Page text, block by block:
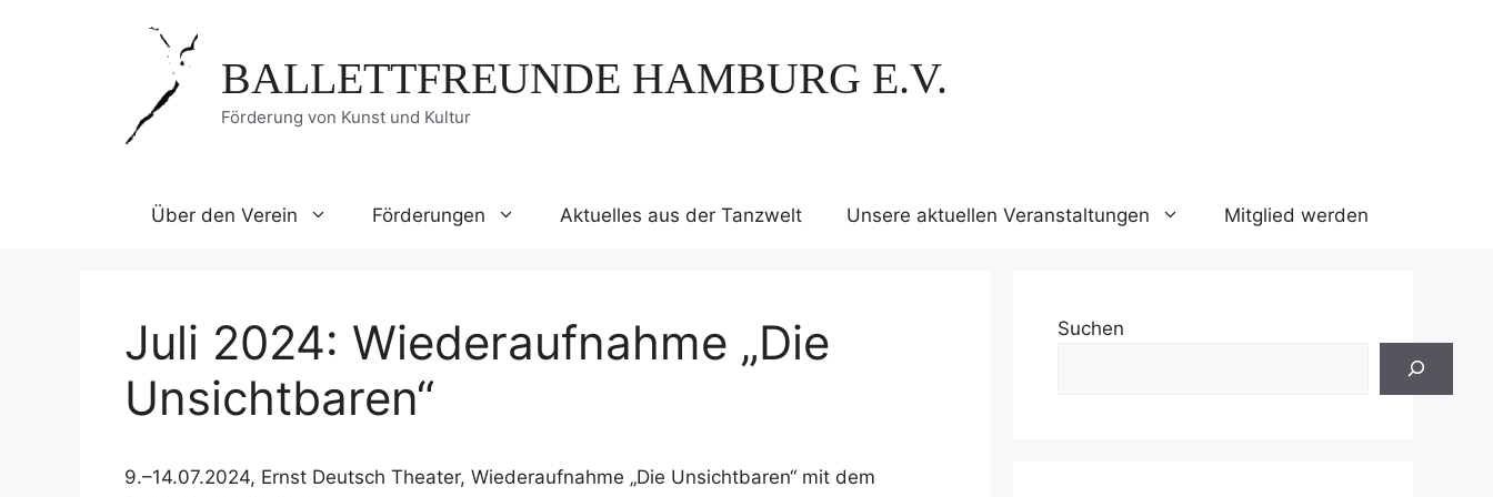
BALLETTFREUNDE HAMBURG E.V.
Förderung von Kunst und Kultur
Über den Verein Förderungen Aktuelles aus der Tanzwelt Unsere aktuellen Veranstaltungen Mitglied werden
Juli 2024: Wiederaufnahme „Die
Unsichtbaren“
9.–14.07.2024, Ernst Deutsch Theater, Wiederaufnahme „Die Unsichtbaren“ mit dem
Suchen